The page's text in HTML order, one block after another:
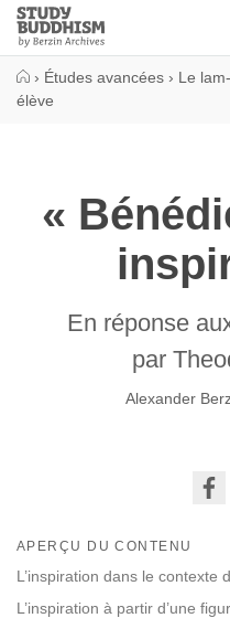
Close
Study
Buddhism
Home
› Études avancées › Le
élève
«
En réponse
par
Alexander
APERÇU DU CONTENU
L’inspiration dans le contexte
L’inspiration à partir d’une